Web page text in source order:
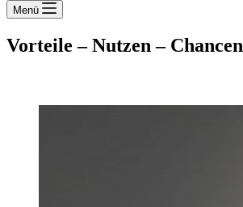
Menü
Vorteile – Nutzen – Chancen